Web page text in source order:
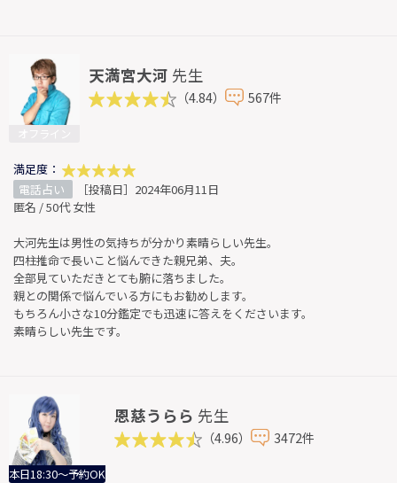
天満宮大河 先生
（4.84） 567件
満足度：
電話占い
［投稿日］2024年06月11日
匿名 / 50代 女性
大河先生は男性の気持ちが分かり素晴らしい先生。
四柱推命で長いこと悩んできた親兄弟、夫。
全部見ていただきとても腑に落ちました。
親との関係で悩んでいる方にもお勧めします。
もちろん小さな10分鑑定でも迅速に答えをくださいます。
素晴らしい先生です。
本日18:30～予約OK
恩慈うらら 先生
（4.96） 3472件